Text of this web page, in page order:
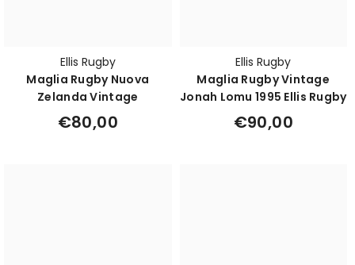
Ellis Rugby
Maglia Rugby Nuova
Zelanda Vintage
€80,00
Ellis Rugby
Maglia Rugby Vintage
Jonah Lomu 1995 Ellis Rugby
€90,00